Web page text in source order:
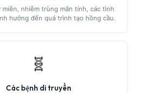
miễn, nhiễm trùng mãn tính, các tình
hưởng đến quá trình tạo hồng cầu.
🧬
Các bệnh di truyền